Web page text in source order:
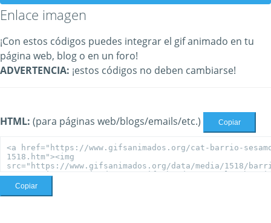
Enlace imagen
¡Con estos códigos puedes integrar el gif animado en tu
página web, blog o en un foro!
ADVERTENCIA: ¡estos códigos no deben cambiarse!
HTML: (para páginas web/blogs/emails/etc.) Copiar
Copiar